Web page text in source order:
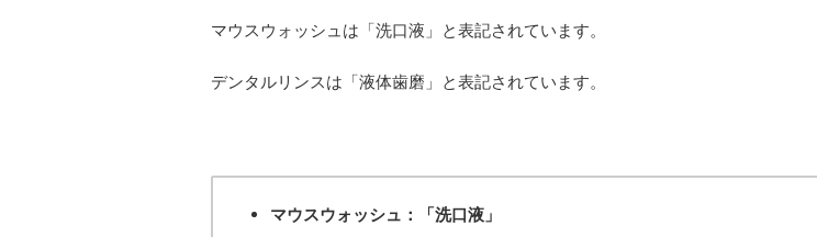
マウスウォッシュは「洗口液」と表記されています。
デンタルリンスは「液体歯磨」と表記されています。
マウスウォッシュ：「洗口液」